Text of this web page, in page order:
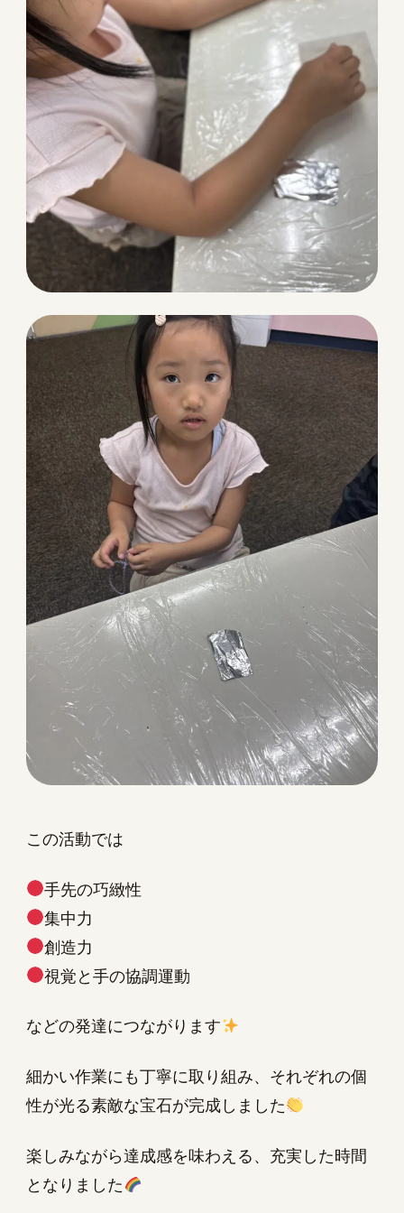
この活動では
手先の巧緻性
集中力
創造力
視覚と手の協調運動
などの発達につながります
細かい作業にも丁寧に取り組み、それぞれの個
性が光る素敵な宝石が完成しました
楽しみながら達成感を味わえる、充実した時間
となりました